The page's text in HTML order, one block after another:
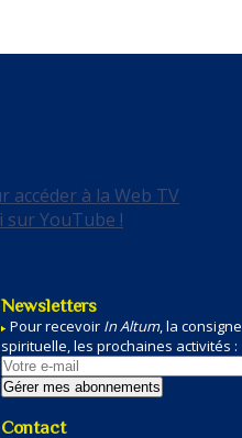
Newsletters
Pour recevoir In Altum, la consigne
spirituelle, les prochaines activités :
Contact